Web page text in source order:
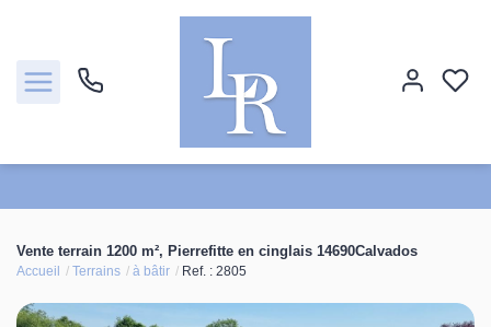
Locations
Vente terrain 1200 m², Pierrefitte en cinglais 14690Calvados
Accueil Terrains à bâtir Ref. : 2805